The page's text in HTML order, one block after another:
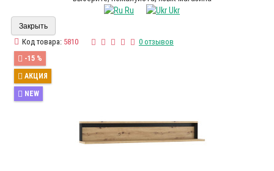
Ru
Ukr
Закрыть
Код товара: 5810 0 отзывов
-15 %
АКЦИЯ
NEW